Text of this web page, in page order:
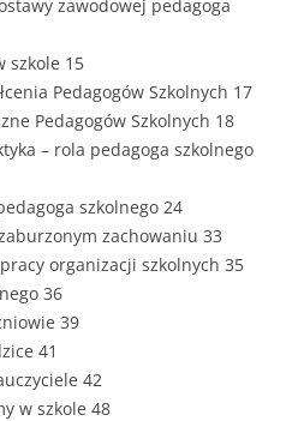
zawodowej pedagoga
szkole 15
Pedagogów Szkolnych 17
Pedagogów Szkolnych 18
– rola pedagoga szkolnego
szkolnego 24
zachowaniu 33
organizacji szkolnych 35
36
39
41
42
w szkole 48